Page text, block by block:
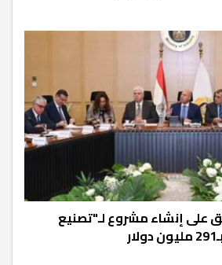
على إنشاء مشروع لـ"تصنيع